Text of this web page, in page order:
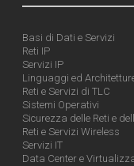
Basi di Dati e Servizi
Reti IP
Servizi IP
Linguaggi ed
Reti e Servizi di TLC
Sistemi Operativi
Sicurezza delle Reti e
Reti e Servizi Wireless
Servizi IT
Data Center e